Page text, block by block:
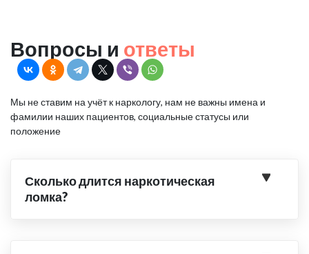
Вопросы и ответы
Мы не ставим на учёт к наркологу, нам не важны имена и
фамилии наших пациентов, социальные статусы или
положение
Сколько длится наркотическая
ломка?